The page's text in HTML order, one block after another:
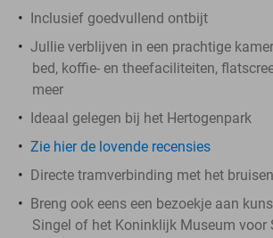
Inclusief goedvullend ontbijt
Jullie verblijven in een prachtige
bed, koffie- en theefaciliteiten,
meer
Ideaal gelegen bij het Hertogenpark
Zie hier de lovende recensies
Directe tramverbinding met het
Breng ook eens een bezoekje aan
Singel of het Koninklijk Museum voor